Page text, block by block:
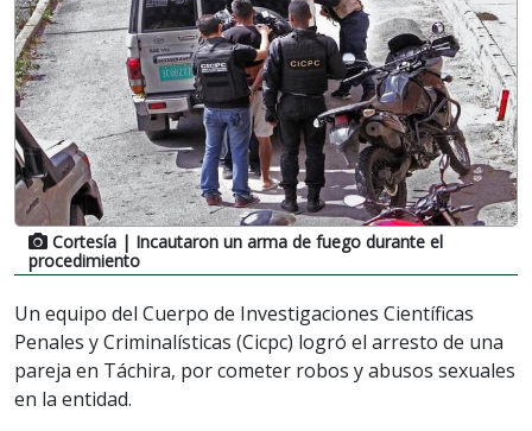
Cortesía | Incautaron un arma de fuego durante el
procedimiento
Un equipo del Cuerpo de Investigaciones Científicas
Penales y Criminalísticas (Cicpc) logró el arresto de una
pareja en Táchira, por cometer robos y abusos sexuales
en la entidad.